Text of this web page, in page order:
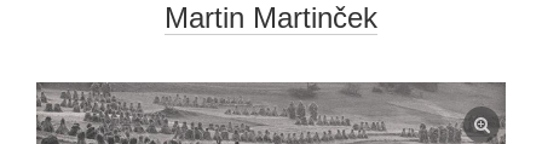
Martin Martinček